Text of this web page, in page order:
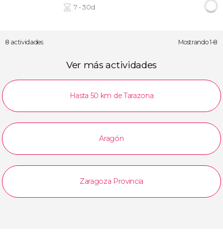
7 - 30d
8 actividades Mostrando 1-8
Ver más actividades
Hasta 50 km de Tarazona
Aragón
Zaragoza Provincia